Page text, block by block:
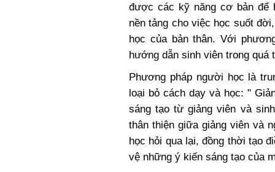
được các kỹ năng cơ bản để
nền tảng cho việc học suốt
học của bản thân. Với
hướng dẫn sinh viên trong quá
Phương pháp người học là
loại bỏ cách dạy và học: "
sáng tạo từ giảng viên và
thân thiện giữa giảng viên và
học hỏi qua lại, đồng thời tạo
vệ những ý kiến sáng tạo của